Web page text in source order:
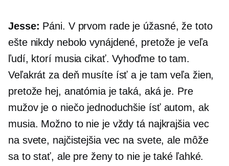
Jesse: Páni. V prvom rade je úžasné, že toto
ešte nikdy nebolo vynájdené, pretože je veľa
ľudí, ktorí musia cikať. Vyhoďme to tam.
Veľakrát za deň musíte ísť a je tam veľa žien,
pretože hej, anatómia je taká, aká je. Pre
mužov je o niečo jednoduchšie ísť autom, ak
musia. Možno to nie je vždy tá najkrajšia vec
na svete, najčistejšia vec na svete, ale môže
sa to stať, ale pre ženy to nie je také ľahké.